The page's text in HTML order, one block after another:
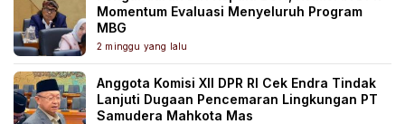
Momentum Evaluasi Menyeluruh Program
MBG
2 minggu yang lalu
Anggota Komisi XII DPR RI Cek Endra Tindak
Lanjuti Dugaan Pencemaran Lingkungan PT
Samudera Mahkota Mas